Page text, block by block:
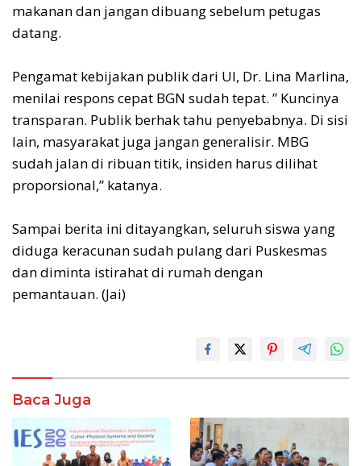
makanan dan jangan dibuang sebelum petugas
datang.
Pengamat kebijakan publik dari UI, Dr. Lina Marlina,
menilai respons cepat BGN sudah tepat. ” Kuncinya
transparan. Publik berhak tahu penyebabnya. Di sisi
lain, masyarakat juga jangan generalisir. MBG
sudah jalan di ribuan titik, insiden harus dilihat
proporsional,” katanya.
Sampai berita ini ditayangkan, seluruh siswa yang
diduga keracunan sudah pulang dari Puskesmas
dan diminta istirahat di rumah dengan
pemantauan. (Jai)
Baca Juga